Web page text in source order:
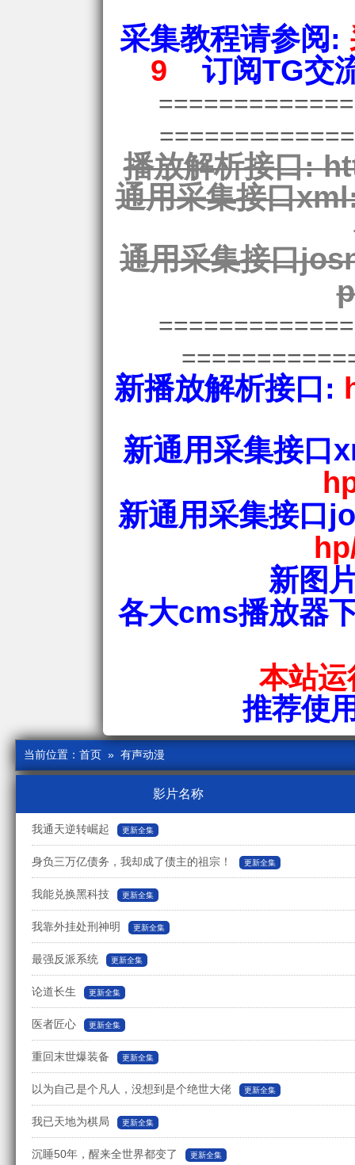
采集教程请参阅:
9
订阅TG交
播放解析接口:
通用采集接口
通用采集接口
新播放解析接口:
新通用采集接口
新通用采集接口
新图
各大cms播放器
本站
推荐使
当前位置： 首页 » 有声动漫
影片名称
我通天逆转崛起 更新全集
身负三万亿债务，我却成了债主的祖宗！ 更新全集
我能兑换黑科技 更新全集
我靠外挂处刑神明 更新全集
最强反派系统 更新全集
论道长生 更新全集
医者匠心 更新全集
重回末世爆装备 更新全集
以为自己是个凡人，没想到是个绝世大佬 更新全集
我已天地为棋局 更新全集
沉睡50年，醒来全世界都变了 更新全集